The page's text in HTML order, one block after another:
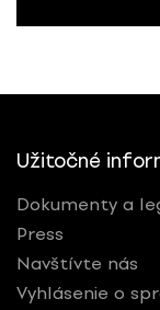
Užitočné
Dokumenty a
Press
Navštívte nás
Vyhlásenie o